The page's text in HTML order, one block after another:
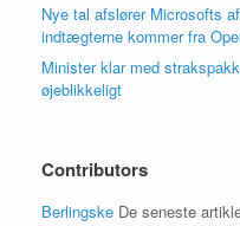
Nye tal afslører Microsofts
indtægterne kommer fra
Minister klar med
øjeblikkeligt
Contributors
Berlingske De seneste